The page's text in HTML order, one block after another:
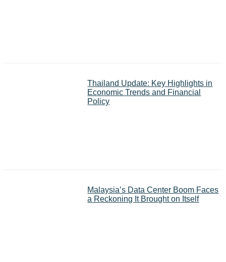
Thailand Update: Key Highlights in
Economic Trends and Financial
Policy
Malaysia’s Data Center Boom Faces
a Reckoning It Brought on Itself